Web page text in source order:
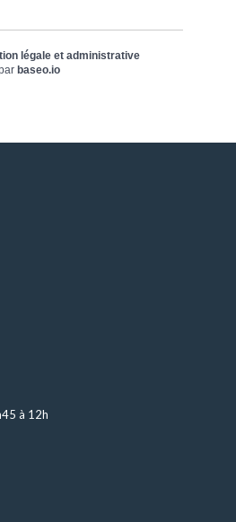
légale et administrative
baseo.io
à 12h